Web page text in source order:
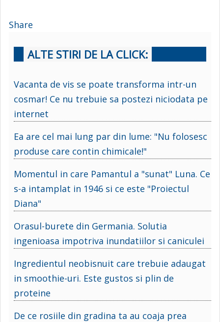
Share
ALTE STIRI DE LA CLICK:
Vacanta de vis se poate transforma intr-un
cosmar! Ce nu trebuie sa postezi niciodata pe
internet
Ea are cel mai lung par din lume: "Nu folosesc
produse care contin chimicale!"
Momentul in care Pamantul a "sunat" Luna. Ce
s-a intamplat in 1946 si ce este "Proiectul
Diana"
Orasul-burete din Germania. Solutia
ingenioasa impotriva inundatiilor si caniculei
Ingredientul neobisnuit care trebuie adaugat
in smoothie-uri. Este gustos si plin de
proteine
De ce rosiile din gradina ta au coaja prea